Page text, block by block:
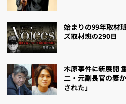
始まりの99年取材
ズ取材班の290日
木原事件に新展開
二・元副長官の妻
された」